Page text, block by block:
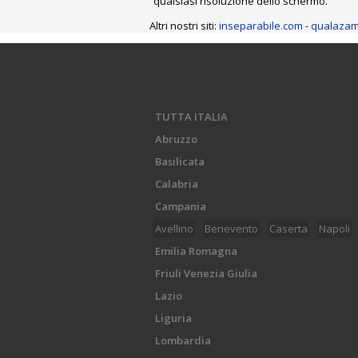
Altri nostri siti: inseparabile.com -
TUTTA ITALIA
Abruzzo
Basilicata
Calabria
Campania
Avellino
Benevento Caserta Napoli
Emilia Romagna
Friuli Venezia Giulia
Lazio
Liguria
Lombardia